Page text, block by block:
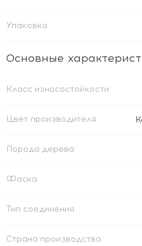
Упаковка
Основные
Класс износостойкости
Цвет производителя
Порода дерева
Фаска
Тип соединения
Страна производства